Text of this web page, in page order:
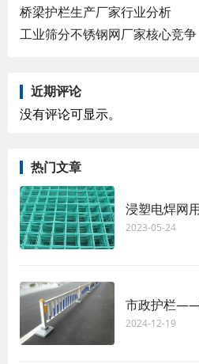
桥梁护栏生产厂家行业分析
工业筛分不锈钢网厂家核心竞争
近期评论
没有评论可显示。
热门文章
浸塑电焊网
2023-05-24
市政护栏
2024-12-19